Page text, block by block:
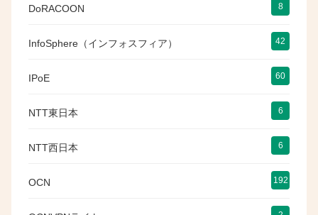
DoRACOON 8
InfoSphere（インフォスフィア） 42
IPoE 60
NTT東日本 6
NTT西日本 6
OCN 192